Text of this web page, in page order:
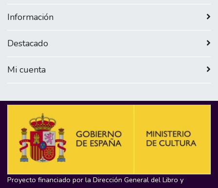
Información
Destacado
Mi cuenta
Proyecto financiado por la Dirección General del Libro y